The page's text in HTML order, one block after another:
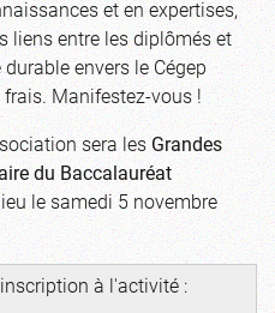
et en expertises,
liens entre les diplômés et
envers le Cégep
frais. Manifestez-vous !
sera lesGrandes
du Baccalauréat
le samedi 5 novembre
à l'activité :